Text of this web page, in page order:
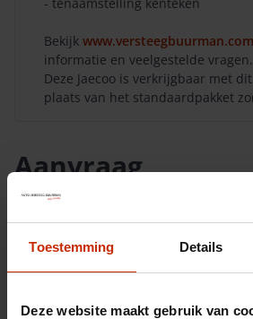
Toestemming Details
Deze website maakt gebruik van
Bekijk
informatie en veelgestelde vragen.
Deze Jaecoo is verkrijgbaar met
plaats van het standaardpakket
Aanvraag